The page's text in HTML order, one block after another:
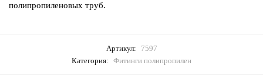
полипропиленовых труб.
Артикул:
7597
Категория: Фитинги полипропилен